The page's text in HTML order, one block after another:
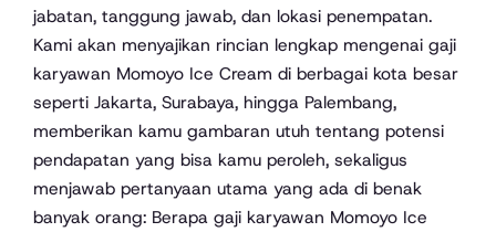
jabatan, tanggung jawab, dan lokasi penempatan.
Kami akan menyajikan rincian lengkap mengenai gaji
karyawan Momoyo Ice Cream di berbagai kota besar
seperti Jakarta, Surabaya, hingga Palembang,
memberikan kamu gambaran utuh tentang potensi
pendapatan yang bisa kamu peroleh, sekaligus
menjawab pertanyaan utama yang ada di benak
banyak orang: Berapa gaji karyawan Momoyo Ice